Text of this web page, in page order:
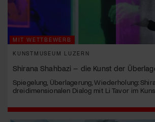
MIT WETTBEWERB
KUNSTMUSEUM LUZERN
Shirana Shahbazi – die Kunst der
Spiegelung, Überlagerung, Wiederholung:
dreidimensionalen Dialog mit Li Tavor im